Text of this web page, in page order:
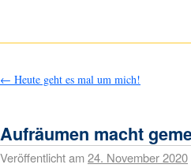
← Heute geht es mal um mich!
Aufräumen macht
Veröffentlicht am24. November 2020